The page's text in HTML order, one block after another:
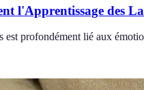
l'Apprentissage des
est profondément lié aux